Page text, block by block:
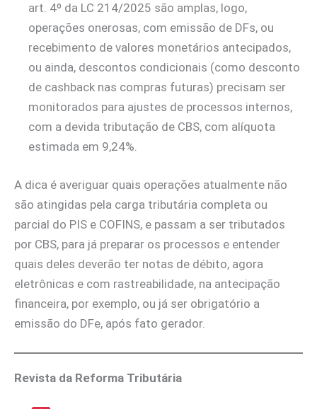
art. 4º da LC 214/2025 são amplas, logo,
operações onerosas, com emissão de DFs, ou
recebimento de valores monetários antecipados,
ou ainda, descontos condicionais (como desconto
de cashback nas compras futuras) precisam ser
monitorados para ajustes de processos internos,
com a devida tributação de CBS, com alíquota
estimada em 9,24%.
A dica é averiguar quais operações atualmente não
são atingidas pela carga tributária completa ou
parcial do PIS e COFINS, e passam a ser tributados
por CBS, para já preparar os processos e entender
quais deles deverão ter notas de débito, agora
eletrônicas e com rastreabilidade, na antecipação
financeira, por exemplo, ou já ser obrigatório a
emissão do DFe, após fato gerador.
Revista da Reforma Tributária